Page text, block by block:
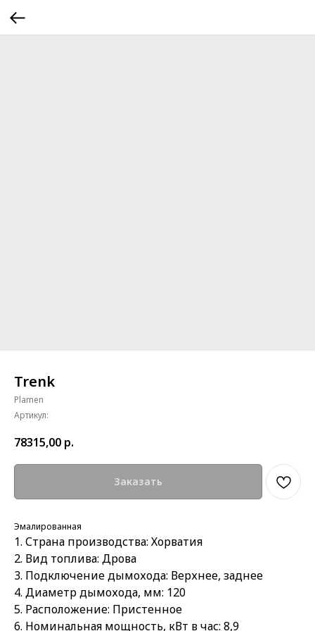
Trenk
Plamen
Артикул:
78315,00 р.
Заказать
Эмалированная
1. Страна производства: Хорватия
2. Вид топлива: Дрова
3. Подключение дымохода: Верхнее, заднее
4. Диаметр дымохода, мм: 120
5. Расположение: Пристенное
6. Номинальная мощность, кВт в час: 8,9